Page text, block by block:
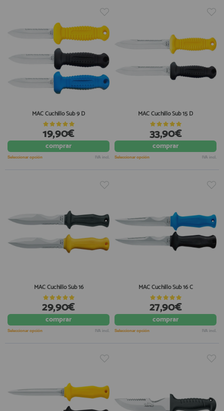
MAC Cuchillo Sub 9 D
19,90€
comprar
Seleccionar opción IVA incl.
MAC Cuchillo Sub 15 D
33,90€
comprar
Seleccionar opción IVA incl.
MAC Cuchillo Sub 16
29,90€
comprar
Seleccionar opción IVA incl.
MAC Cuchillo Sub 16 C
27,90€
comprar
Seleccionar opción IVA incl.